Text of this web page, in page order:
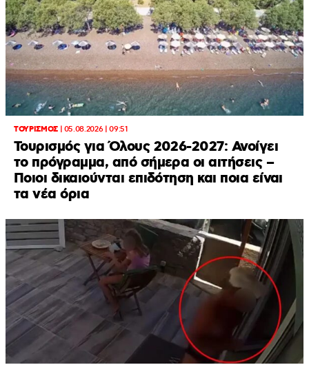
ΤΟΥΡΙΣΜΟΣ| 05.08.2026 | 09:51
Τουρισμός για Όλους 2026-2027: Ανοίγει
το πρόγραμμα, από σήμερα οι αιτήσεις –
Ποιοι δικαιούνται επιδότηση και ποια είναι
τα νέα όρια